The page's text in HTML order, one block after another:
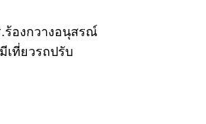
ร้องกวางอนุสรณ์
เที่ยวรถปรับ